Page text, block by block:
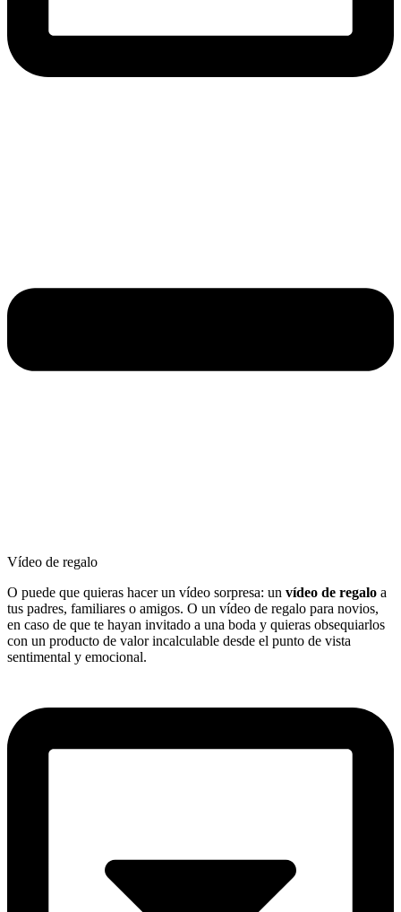
Vídeo de regalo
O puede que quieras hacer un vídeo sorpresa: un vídeo de regalo a
tus padres, familiares o amigos. O un vídeo de regalo para novios,
en caso de que te hayan invitado a una boda y quieras obsequiarlos
con un producto de valor incalculable desde el punto de vista
sentimental y emocional.